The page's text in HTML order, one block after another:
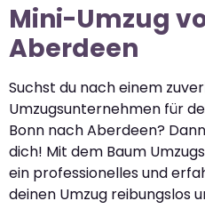
Mini-Umzug
Aberdeen
Suchst du nach einem
Umzugsunternehmen für
Bonn nach Aberdeen?
dich! Mit dem Baum
ein professionelles und
deinen Umzug reibungslos